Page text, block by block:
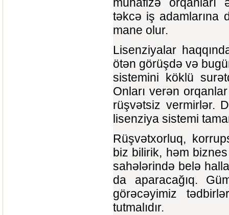
təkcə iş adamlarına
mane olur.
Lisenziyalar
ötən görüşdə və
sistemini köklü
Onları verən
rüşvətsiz vermirlər.
lisenziya sistemi
Rüşvətxorluq,
biz bilirik, həm
sahələrində belə
da aparacağıq.
görəcəyimiz
tutmalıdır.